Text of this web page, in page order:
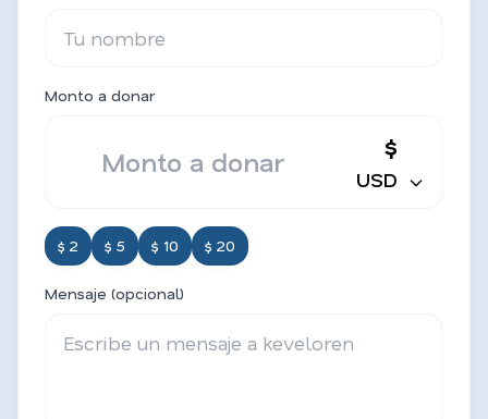
Monto a donar
$
USD
$ 2 $ 5 $ 10 $ 20
Mensaje (opcional)